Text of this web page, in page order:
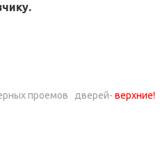
проемов дверей- верхние!